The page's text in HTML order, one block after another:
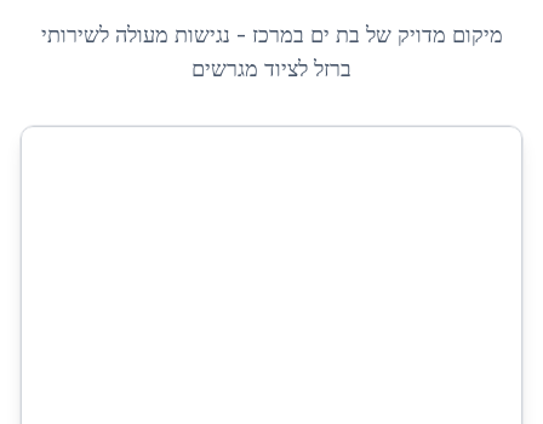
מיקום מדויק של בת ים במרכז - נגישות מעולה לשירותי
ברזל לציוד מגרשים